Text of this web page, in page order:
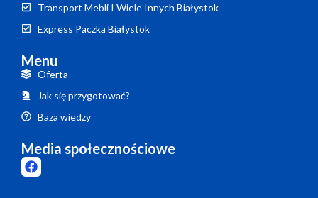
Transport Mebli I Wiele Innych Białystok
Express Paczka Białystok
Menu
Oferta
Jak się przygotować?
Baza wiedzy
Media społecznościowe